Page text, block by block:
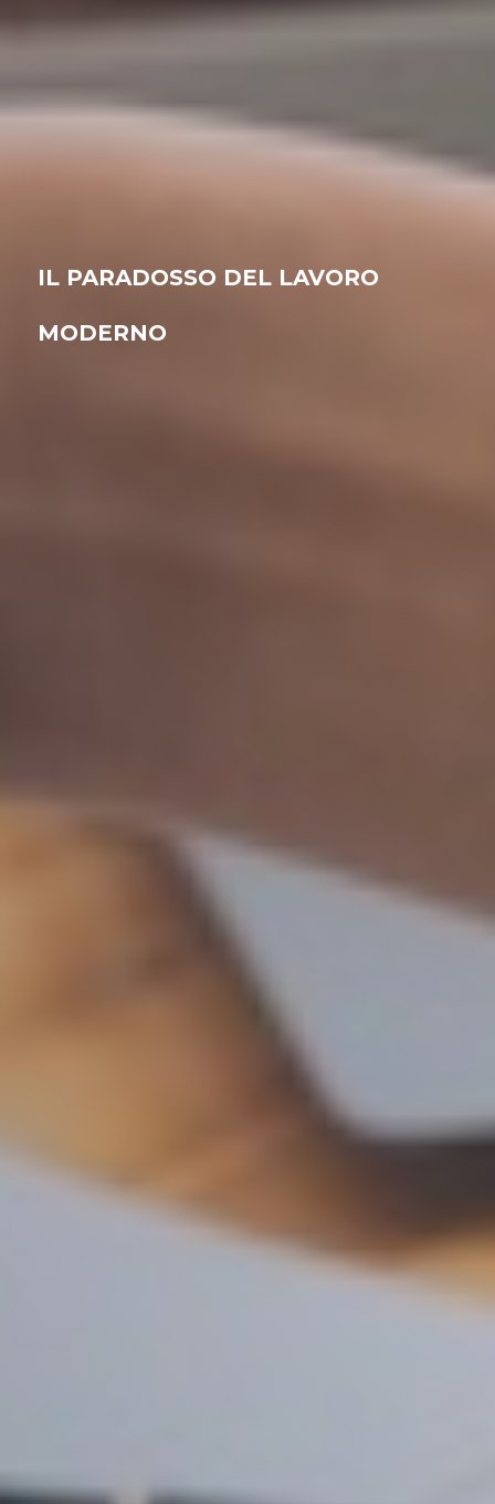
IL PARADOSSO DEL LAVORO
MODERNO